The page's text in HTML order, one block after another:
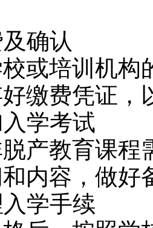
确认
培训机构
缴费凭证，
学考试
教育课程
内容，做好
学手续